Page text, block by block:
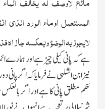
المستعمل اوماء الورد الذی
لایجوز بہ الوضوء وبعکسہ جاز اھ
ہے کہ پانی کیلی چیز ہے اور ہمارے
نیز ابن الشلبی نے فرمایاکہ اگر
حکم مطلق پانی کا ہے اور اگر